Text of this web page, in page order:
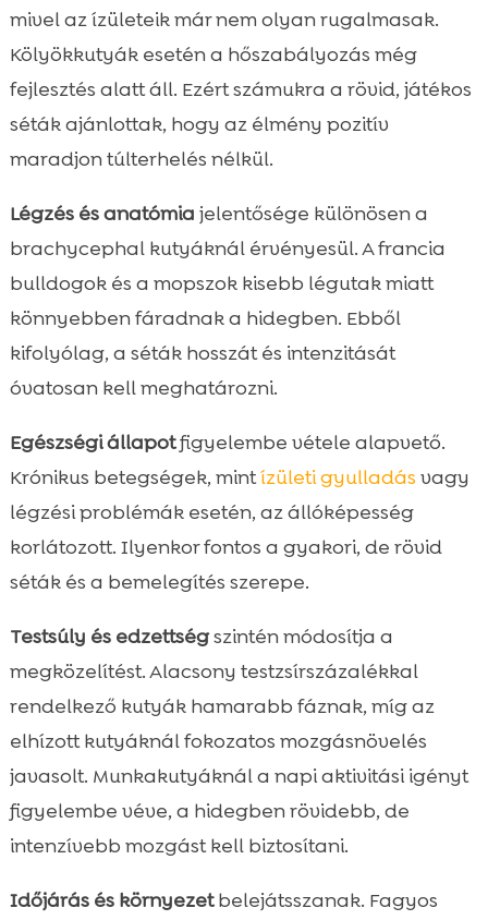
mivel az ízületeik már nem olyan rugalmasak.
Kölyökkutyák esetén a hőszabályozás még
fejlesztés alatt áll. Ezért számukra a rövid, játékos
séták ajánlottak, hogy az élmény pozitív
maradjon túlterhelés nélkül.
Légzés és anatómia jelentősége különösen a
brachycephal kutyáknál érvényesül. A francia
bulldogok és a mopszok kisebb légutak miatt
könnyebben fáradnak a hidegben. Ebből
kifolyólag, a séták hosszát és intenzitását
óvatosan kell meghatározni.
Egészségi állapotfigyelembe vétele alapvető.
Krónikus betegségek, mintízületi gyulladás vagy
légzési problémák esetén, az állóképesség
korlátozott. Ilyenkor fontos a gyakori, de rövid
séták és a bemelegítés szerepe.
Testsúly és edzettségszintén módosítja a
megközelítést. Alacsony testzsírszázalékkal
rendelkező kutyák hamarabb fáznak, míg az
elhízott kutyáknál fokozatos mozgásnövelés
javasolt. Munkakutyáknál a napi aktivitási igényt
figyelembe véve, a hidegben rövidebb, de
intenzívebb mozgást kell biztosítani.
Időjárás és környezetbelejátsszanak. Fagyos